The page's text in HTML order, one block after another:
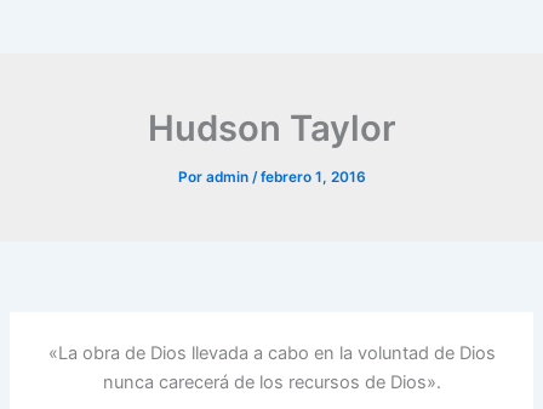
Hudson Taylor
Por admin /febrero 1, 2016
«La obra de Dios llevada a cabo en la voluntad de Dios
nunca carecerá de los recursos de Dios».